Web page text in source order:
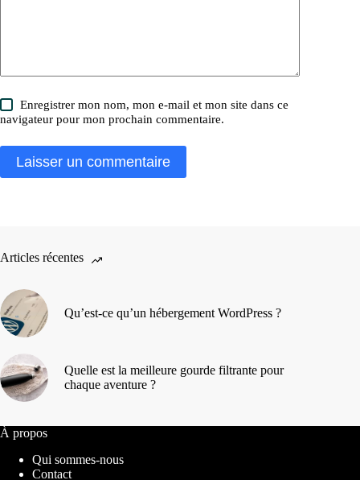
Enregistrer mon nom, mon e-mail et mon site dans ce
navigateur pour mon prochain commentaire.
Laisser un commentaire
Articles récentes
Qu’est-ce qu’un hébergement WordPress ?
Quelle est la meilleure gourde filtrante pour
chaque aventure ?
À propos
Qui sommes-nous
Contact